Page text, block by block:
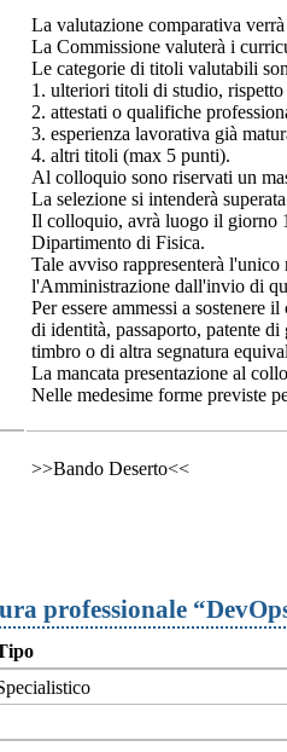
La valutazione comparativa
La Commissione valuterà i
Le categorie di titoli valutabili
1. ulteriori titoli di studio,
2. attestati o qualifiche
3. esperienza lavorativa già
4. altri titoli (max 5 punti).
Al colloquio sono riservati un
La selezione si intenderà
Il colloquio, avrà luogo il giorno
Dipartimento di Fisica.
Tale avviso rappresenterà
l'Amministrazione dall'invio di
Per essere ammessi a
di identità, passaporto, patente
timbro o di altra segnatura
La mancata presentazione al
Nelle medesime forme previste
>>Bando Deserto<<
professionale